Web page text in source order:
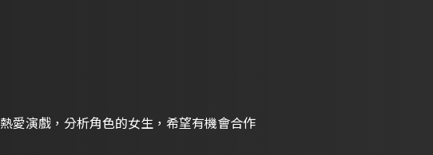
愛演戲，分析角色的女生，希望有機會合作